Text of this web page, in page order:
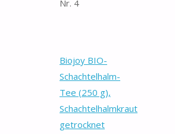
Nr. 4
Biojoy BIO-
Schachtelhalm-
Tee (250 g),
Schachtelhalmkraut
getrocknet